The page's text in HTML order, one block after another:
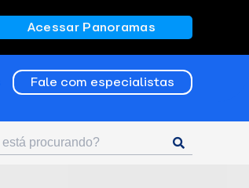
Acessar Panoramas
Fale com especialistas